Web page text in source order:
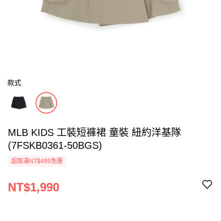
款式
MLB KIDS 工裝短褲裙 童裝 紐約洋基隊
(7FSKB0361-50BGS)
超取滿NT$499免運
NT$1,990